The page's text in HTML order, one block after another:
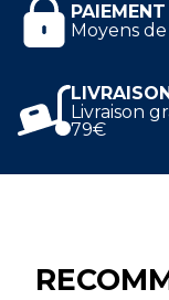
Moyens
Livraison
79€